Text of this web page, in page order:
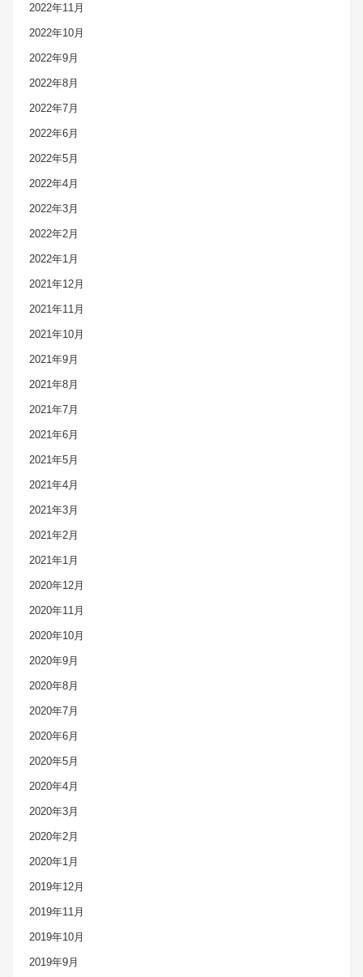
2022年11月
2022年10月
2022年9月
2022年8月
2022年7月
2022年6月
2022年5月
2022年4月
2022年3月
2022年2月
2022年1月
2021年12月
2021年11月
2021年10月
2021年9月
2021年8月
2021年7月
2021年6月
2021年5月
2021年4月
2021年3月
2021年2月
2021年1月
2020年12月
2020年11月
2020年10月
2020年9月
2020年8月
2020年7月
2020年6月
2020年5月
2020年4月
2020年3月
2020年2月
2020年1月
2019年12月
2019年11月
2019年10月
2019年9月